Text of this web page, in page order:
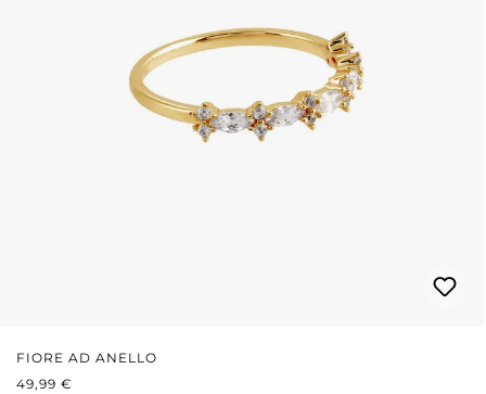
FIORE AD ANELLO
PREZZO NORMALE:
49,99 €